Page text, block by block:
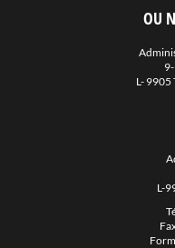
OU
L- 9905
L-